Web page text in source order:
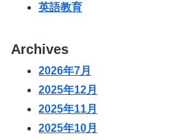
英語教育
Archives
2026年7月
2025年12月
2025年11月
2025年10月